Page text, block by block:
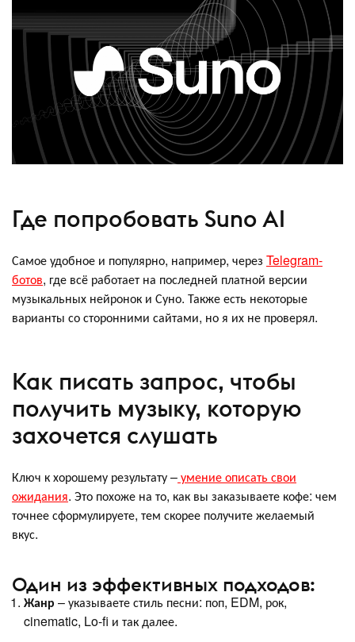
Где попробовать Suno AI
Самое удобное и популярно, например, через Telegram-
ботов, где всё работает на последней платной версии
музыкальных нейронок и Суно. Также есть некоторые
варианты со сторонними сайтами, но я их не проверял.
Как писать запрос, чтобы
получить музыку, которую
захочется слушать
Ключ к хорошему результату –умение описать свои
ожидания. Это похоже на то, как вы заказываете кофе: чем
точнее сформулируете, тем скорее получите желаемый
вкус.
Один из эффективных подходов:
Жанр – указываете стиль песни: поп, EDM, рок,
cinematic, Lo-fi и так далее.